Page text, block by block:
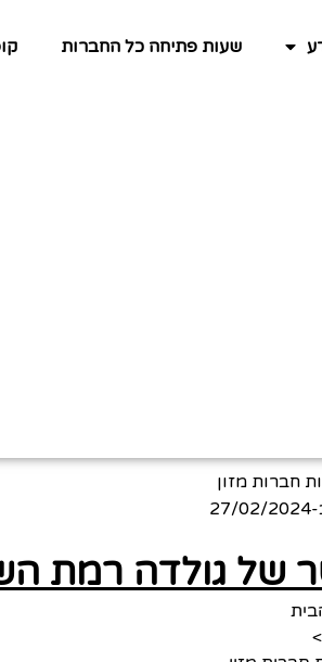
שעות פתיחה כל החברות
חברות מזון
27/02/2024
של גולדה רמת